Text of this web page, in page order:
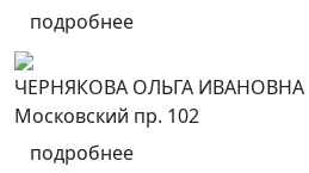
подробнее
ЧЕРНЯКОВА ОЛЬГА ИВАНОВНА
Московский пр. 102
подробнее